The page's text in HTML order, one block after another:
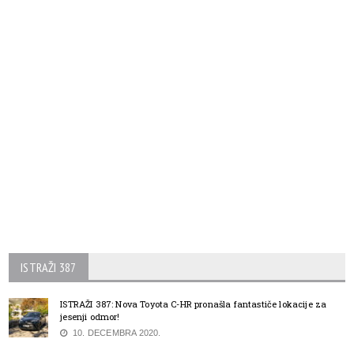
ISTRAŽI 387
ISTRAŽI 387: Nova Toyota C-HR pronašla fantastiče lokacije za
jesenji odmor!
10. DECEMBRA 2020.